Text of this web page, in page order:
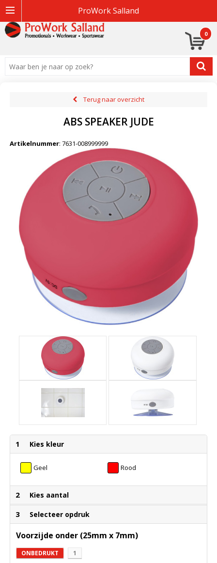
ProWork Salland
0
Terug naar overzicht
ABS SPEAKER JUDE
Artikelnummer: 7631-008999999
1 Kies kleur
Geel Rood
2 Kies aantal
3 Selecteer opdruk
Voorzijde onder (25mm x 7mm)
ONBEDRUKT 1